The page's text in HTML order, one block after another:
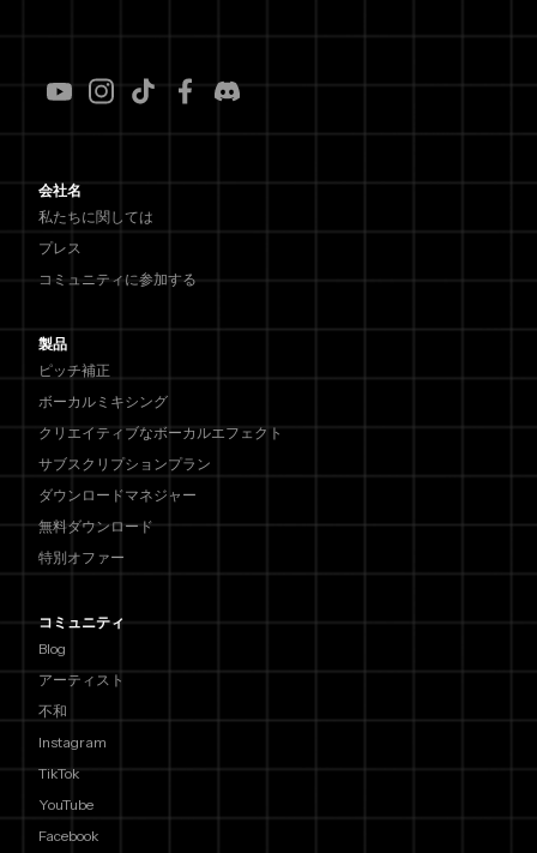
会社名
私たちに関しては
プレス
コミュニティに参加する
製品
ピッチ補正
ボーカルミキシング
クリエイティブなボーカルエフェクト
サブスクリプションプラン
ダウンロードマネジャー
無料ダウンロード
特別オファー
コミュニティ
Blog
アーティスト
不和
Instagram
TikTok
YouTube
Facebook